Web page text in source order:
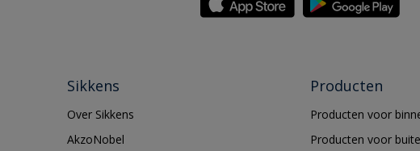
Sikkens
Over Sikkens
AkzoNobel
Producten
Producten voor
Producten voor